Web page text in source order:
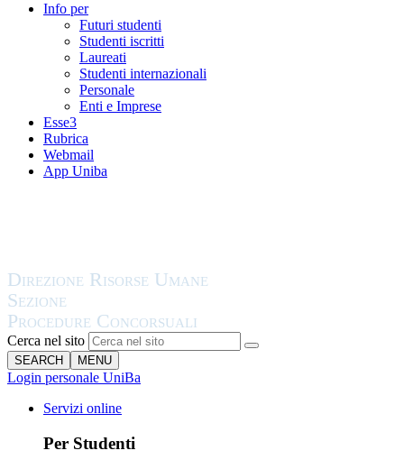
Info per
Futuri studenti
Studenti iscritti
Laureati
Studenti internazionali
Personale
Enti e Imprese
Esse3
Rubrica
Webmail
App Uniba
Cerca nel sito
SEARCH MENU
Login personale UniBa
Servizi online
Per Studenti